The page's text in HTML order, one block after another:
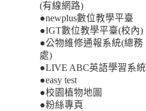
(有線網路)
●newplus數位教學平臺
●IGT數位教學平臺(校內)
●公物維修通報系統(總務
處)
●LIVE ABC英語學習系統
●easy test
●校園植物地圖
●粉絲專頁